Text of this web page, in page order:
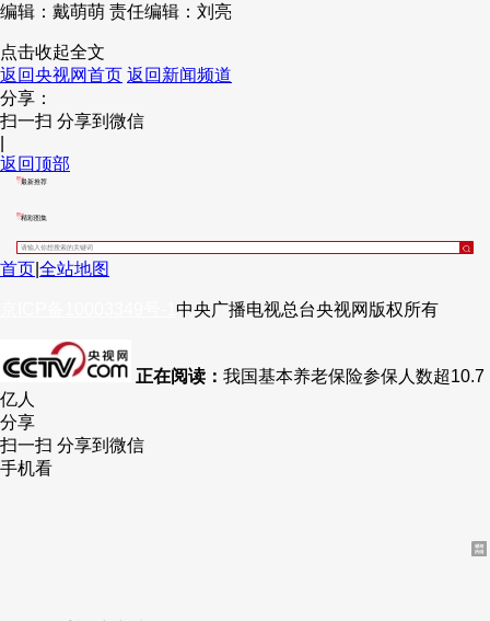
编辑：戴萌萌 责任编辑：刘亮
点击收起全文
返回央视网首页 返回新闻频道
分享：
扫一扫 分享到微信
返回顶部
最新推荐
精彩图集
首页 全站地图
中央广播电视总台央视网 版权所有
正在阅读： 我国基本养老保险参保人数超10.7
亿人
分享
扫一扫 分享到微信
手机看